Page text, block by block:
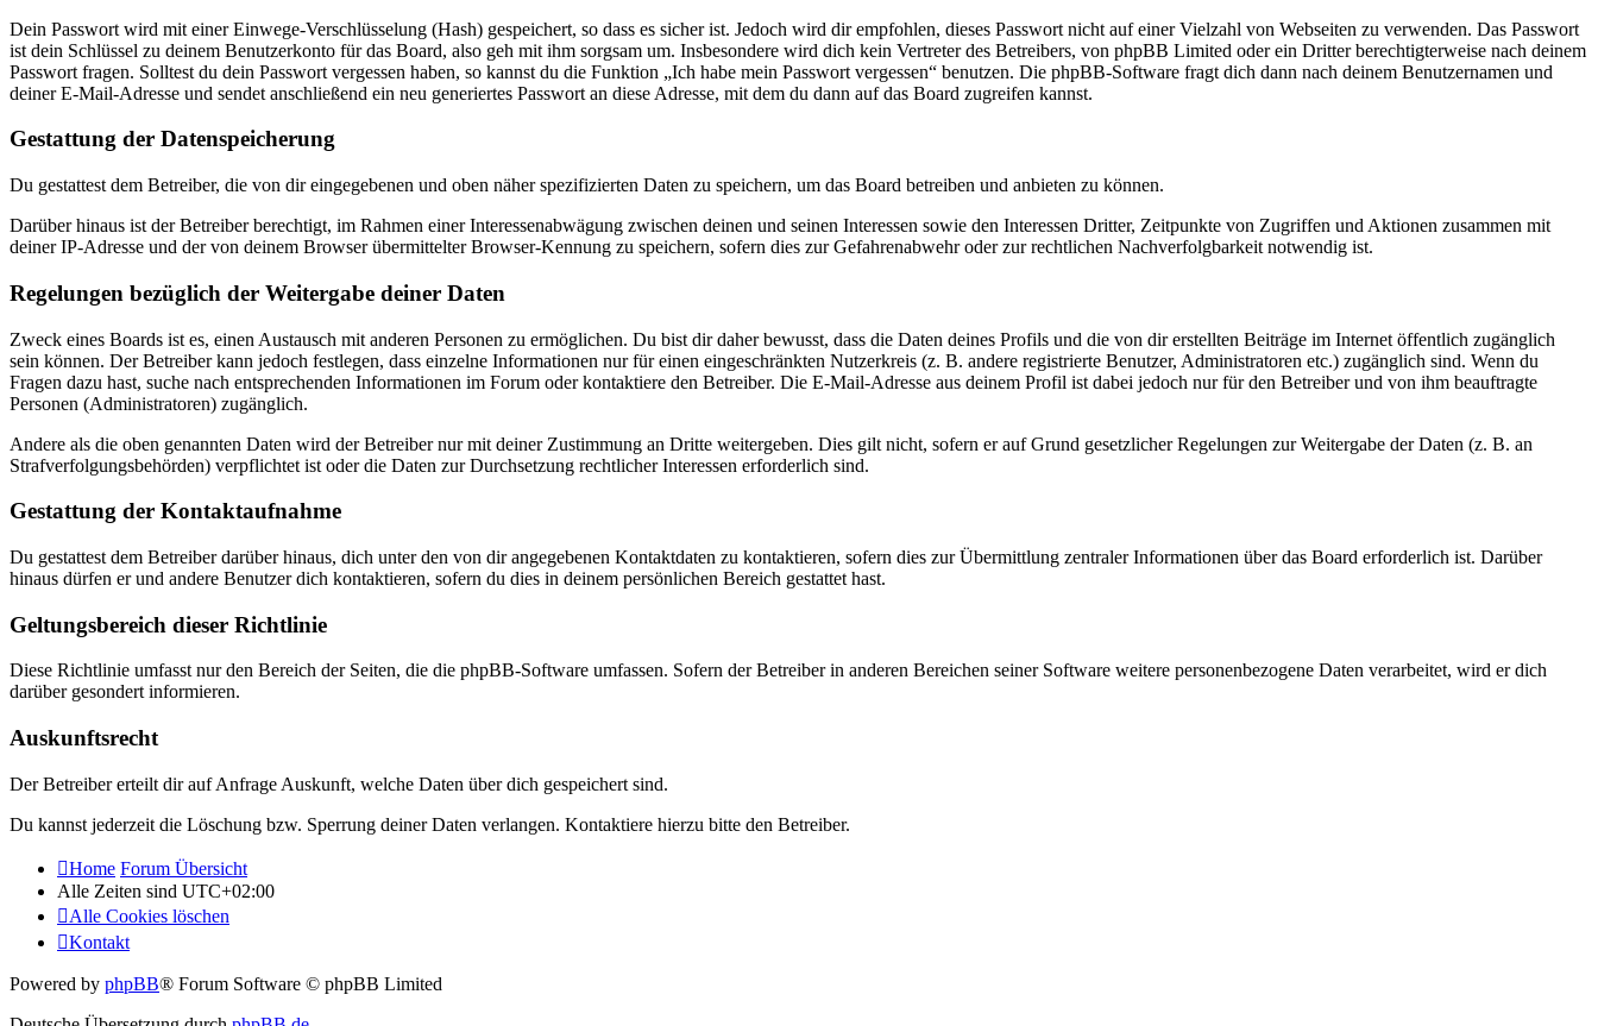
Dein Passwort wird mit einer Einwege-Verschlüsselung (Hash) gespeichert, so dass es sicher ist. Jedoch wird dir empfohlen, dieses Passwort nicht auf einer Vielzahl von Webseiten zu verwenden. Das Passwort
ist dein Schlüssel zu deinem Benutzerkonto für das Board, also geh mit ihm sorgsam um. Insbesondere wird dich kein Vertreter des Betreibers, von phpBB Limited oder ein Dritter berechtigterweise nach deinem
Passwort fragen. Solltest du dein Passwort vergessen haben, so kannst du die Funktion „Ich habe mein Passwort vergessen“ benutzen. Die phpBB-Software fragt dich dann nach deinem Benutzernamen und
deiner E-Mail-Adresse und sendet anschließend ein neu generiertes Passwort an diese Adresse, mit dem du dann auf das Board zugreifen kannst.
Gestattung der Datenspeicherung
Du gestattest dem Betreiber, die von dir eingegebenen und oben näher spezifizierten Daten zu speichern, um das Board betreiben und anbieten zu können.
Darüber hinaus ist der Betreiber berechtigt, im Rahmen einer Interessenabwägung zwischen deinen und seinen Interessen sowie den Interessen Dritter, Zeitpunkte von Zugriffen und Aktionen zusammen mit
deiner IP-Adresse und der von deinem Browser übermittelter Browser-Kennung zu speichern, sofern dies zur Gefahrenabwehr oder zur rechtlichen Nachverfolgbarkeit notwendig ist.
Regelungen bezüglich der Weitergabe deiner Daten
Zweck eines Boards ist es, einen Austausch mit anderen Personen zu ermöglichen. Du bist dir daher bewusst, dass die Daten deines Profils und die von dir erstellten Beiträge im Internet öffentlich zugänglich
sein können. Der Betreiber kann jedoch festlegen, dass einzelne Informationen nur für einen eingeschränkten Nutzerkreis (z. B. andere registrierte Benutzer, Administratoren etc.) zugänglich sind. Wenn du
Fragen dazu hast, suche nach entsprechenden Informationen im Forum oder kontaktiere den Betreiber. Die E-Mail-Adresse aus deinem Profil ist dabei jedoch nur für den Betreiber und von ihm beauftragte
Personen (Administratoren) zugänglich.
Andere als die oben genannten Daten wird der Betreiber nur mit deiner Zustimmung an Dritte weitergeben. Dies gilt nicht, sofern er auf Grund gesetzlicher Regelungen zur Weitergabe der Daten (z. B. an
Strafverfolgungsbehörden) verpflichtet ist oder die Daten zur Durchsetzung rechtlicher Interessen erforderlich sind.
Gestattung der Kontaktaufnahme
Du gestattest dem Betreiber darüber hinaus, dich unter den von dir angegebenen Kontaktdaten zu kontaktieren, sofern dies zur Übermittlung zentraler Informationen über das Board erforderlich ist. Darüber
hinaus dürfen er und andere Benutzer dich kontaktieren, sofern du dies in deinem persönlichen Bereich gestattet hast.
Geltungsbereich dieser Richtlinie
Diese Richtlinie umfasst nur den Bereich der Seiten, die die phpBB-Software umfassen. Sofern der Betreiber in anderen Bereichen seiner Software weitere personenbezogene Daten verarbeitet, wird er dich
darüber gesondert informieren.
Auskunftsrecht
Der Betreiber erteilt dir auf Anfrage Auskunft, welche Daten über dich gespeichert sind.
Du kannst jederzeit die Löschung bzw. Sperrung deiner Daten verlangen. Kontaktiere hierzu bitte den Betreiber.
Home Forum Übersicht
Alle Zeiten sind UTC+02:00
Alle Cookies löschen
Kontakt
Powered by phpBB® Forum Software © phpBB Limited